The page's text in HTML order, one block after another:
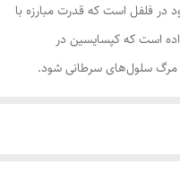
فلفل است که قدرت مبارزه با
است که کپسایسین در
مرگ سلول‌های سرطانی شود.